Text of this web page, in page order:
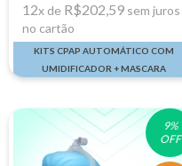
12x de R$202,59 sem juros
no cartão
KITS CPAP AUTOMÁTICO COM
UMIDIFICADOR + MASCARA
9%
OFF